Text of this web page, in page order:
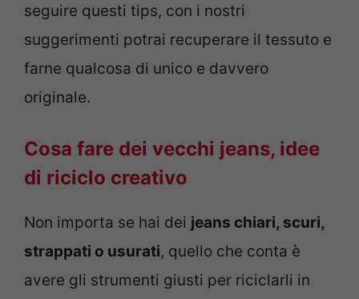
seguire questi tips, con i nostri
suggerimenti potrai recuperare il tessuto e
farne qualcosa di unico e davvero
originale.
Cosa fare dei vecchi jeans, idee
di riciclo creativo
Non importa se hai dei jeans chiari, scuri,
strappati o usurati, quello che conta è
avere gli strumenti giusti per riciclarli in